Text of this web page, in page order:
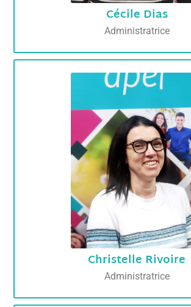
Cécile Dias
Administratrice
Christelle Rivoire
Administratrice